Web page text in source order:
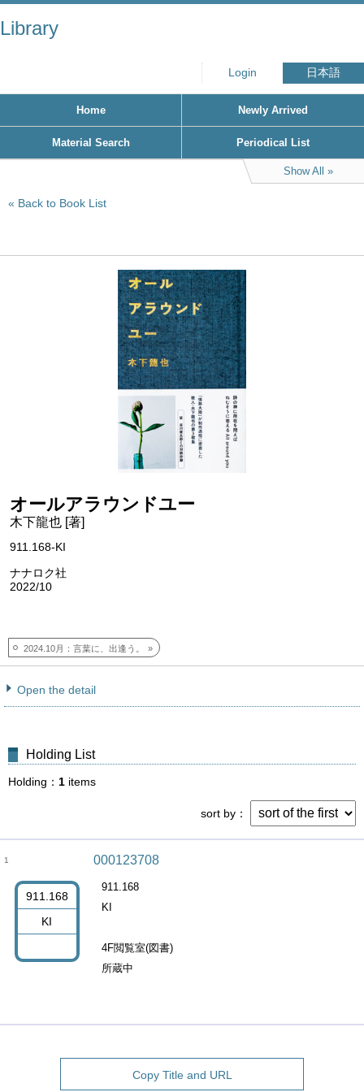
Library
Login 日本語
Home Newly Arrived
Material Search Periodical List
Show All
Back to Book List
オールアラウンドユー
木下龍也 [著]
911.168-KI
ナナロク社
2022/10
2024.10月：言葉に、出逢う。
Open the detail
Holding List
Holding 1 items
sort by
1
911.168
KI
000123708
911.168
KI
4F閲覧室(図書)
所蔵中
Copy Title and URL